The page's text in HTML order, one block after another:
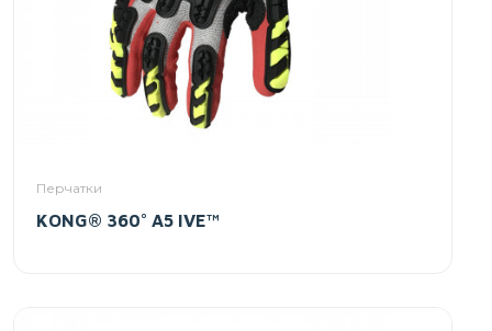
Перчатки
KONG® 360° A5 IVE™